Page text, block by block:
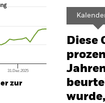
displaying Time. Range: 2024-
displaying values. Range: -24 to 48.
31.Dez.2025
zur
Diese